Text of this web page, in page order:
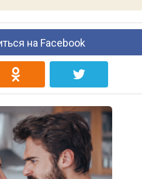
на Facebook